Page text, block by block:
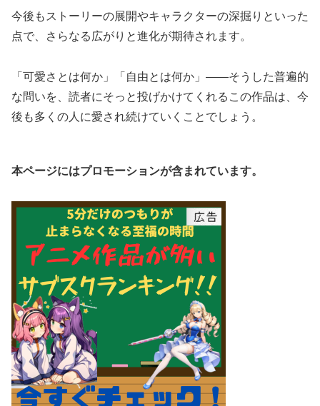
今後もストーリーの展開やキャラクターの深掘りといった
点で、さらなる広がりと進化が期待されます。
「可愛さとは何か」「自由とは何か」——そうした普遍的
な問いを、読者にそっと投げかけてくれるこの作品は、今
後も多くの人に愛され続けていくことでしょう。
本ページにはプロモーションが含まれています。